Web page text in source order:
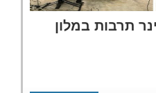
תרבות במלון